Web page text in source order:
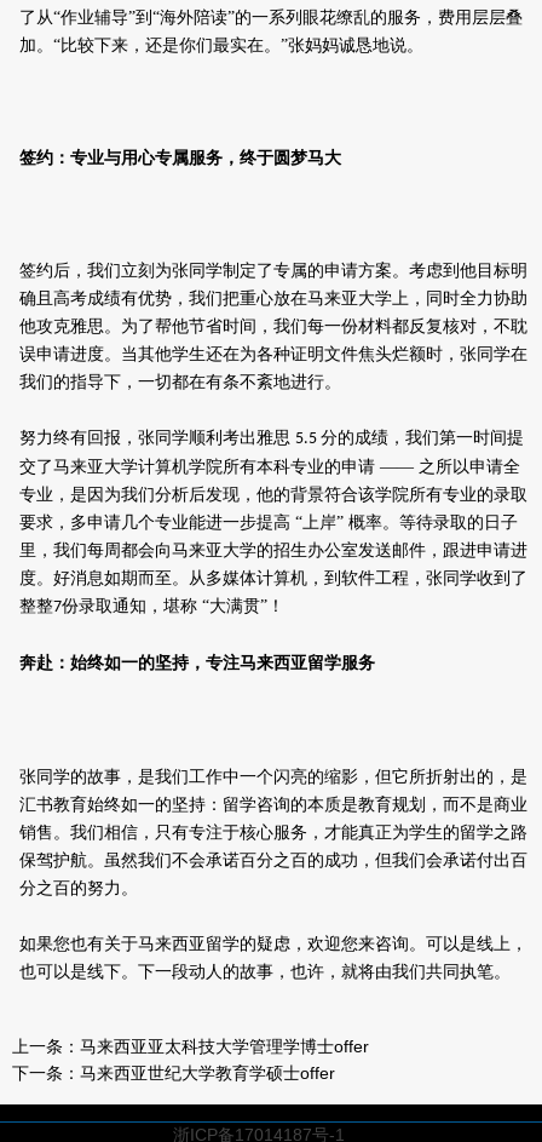
了从“作业辅导”到“海外陪读”的一系列眼花缭乱的服务，费用层层叠
加。“比较下来，还是你们最实在。”张妈妈诚恳地说。
签约 ：专业与用心专属服务 ， 终于圆梦马大
签约后，我们立刻为张同学制定了专属的申请方案。考虑到他目标明
确且高考成绩有优势，我们把重心放在马来亚大学上，同时全力协助
他攻克雅思。为了帮他节省时间， 我们每一份材料都反复核对 ， 不耽
误申请进度。当其他学生还在为各种证明文件焦头烂额时，张同学在
我们的指导下，一切都在有条不紊地进行。
努力终有回报 ， 张同学顺利考出雅思 5.5 分的成绩，我们第一时间提
交了马来亚大学计算机学院所有本科专业的申请 —— 之所以申请全
专业，是因为我们分析后发现，他的背景符合该学院所有专业的录取
要求，多申请几个专业能进一步提高 “上岸” 概率。等待录取的日子
里，我们每周都会向马来亚大学的招生办公室发送邮件，跟进申请进
度。好消息如期而至。从多媒体计算机，到 软件工程 ， 张同学收到了
整整7份录取通知，堪称 “大满贯”！
奔赴：始终如一的坚持，专注马来西亚留学服务
张同学的故事，是我们工作中一个闪亮的缩影，但它所折射出的，是
汇书教育始终如一的坚持： 留学咨询的本质是教育规划，而不是商业
销售。我们相信，只有专注于核心服务，才能真正为学生的留学之路
保驾护航。 虽然我们不会承诺百分之百的成功，但我们会承诺付出百
分之百的努力。
如果您也有关于马来西亚留学的疑虑，欢迎您来咨询。可以是线上，
也可以是线下。下一段动人的故事，也许，就将由我们共同执笔。
上一条： 马来西亚亚太科技大学管理学博士offer
下一条： 马来西亚世纪大学教育学硕士offer
浙ICP备17014187号-1